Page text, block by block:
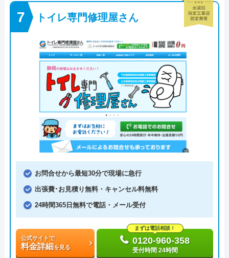
トイレ専門修理屋さん
お問合せから最短30分で現場に急行
出張費･お見積り無料・キャンセル料無料
24時間365日無料で電話・メール受付
公式サイトで
料金詳細を見る
まずは電話相談！
0120-960-358
受付時間 24時間